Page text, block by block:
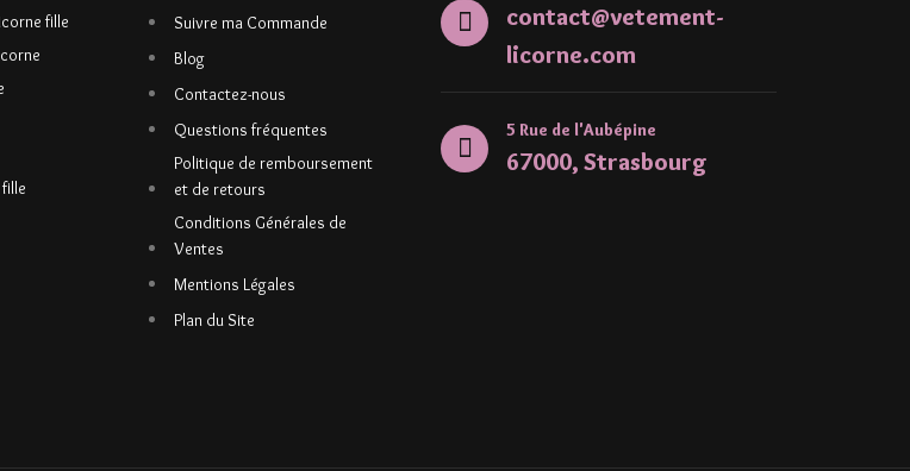
fille
Suivre ma Commande
Blog
Contactez-nous
Questions fréquentes
Politique de remboursement
et de retours
Conditions Générales de
Ventes
Mentions Légales
Plan du Site
contact@vetement-
licorne.com
5 Rue de l'Aubépine
67000, Strasbourg